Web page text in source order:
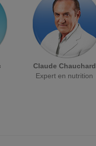
Claude Chauchard
Expert en nutrition